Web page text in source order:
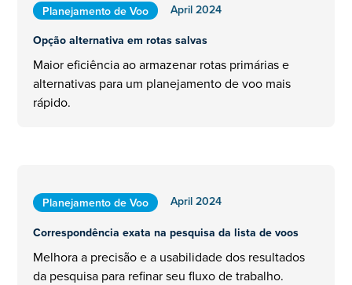
Planejamento de Voo
April 2024
Opção alternativa em rotas salvas
Maior eficiência ao armazenar rotas primárias e
alternativas para um planejamento de voo mais
rápido.
Planejamento de Voo
April 2024
Correspondência exata na pesquisa da lista de voos
Melhora a precisão e a usabilidade dos resultados
da pesquisa para refinar seu fluxo de trabalho.